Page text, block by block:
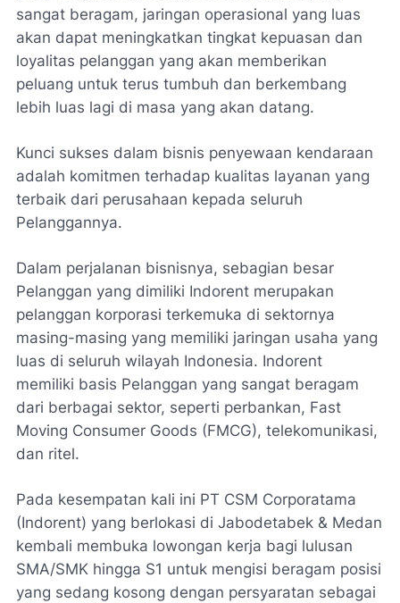
sangat beragam, jaringan operasional yang luas
akan dapat meningkatkan tingkat kepuasan dan
loyalitas pelanggan yang akan memberikan
peluang untuk terus tumbuh dan berkembang
lebih luas lagi di masa yang akan datang.
Kunci sukses dalam bisnis penyewaan kendaraan
adalah komitmen terhadap kualitas layanan yang
terbaik dari perusahaan kepada seluruh
Pelanggannya.
Dalam perjalanan bisnisnya, sebagian besar
Pelanggan yang dimiliki Indorent merupakan
pelanggan korporasi terkemuka di sektornya
masing-masing yang memiliki jaringan usaha yang
luas di seluruh wilayah Indonesia. Indorent
memiliki basis Pelanggan yang sangat beragam
dari berbagai sektor, seperti perbankan, Fast
Moving Consumer Goods (FMCG), telekomunikasi,
dan ritel.
Pada kesempatan kali ini PT CSM Corporatama
(Indorent) yang berlokasi di Jabodetabek & Medan
kembali membuka lowongan kerja bagi lulusan
SMA/SMK hingga S1 untuk mengisi beragam posisi
yang sedang kosong dengan persyaratan sebagai